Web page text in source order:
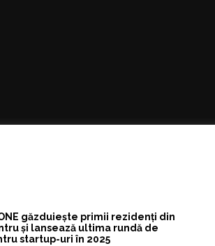
găzduiește primii rezidenți din
și lansează ultima rundă de
startup-uri în 2025